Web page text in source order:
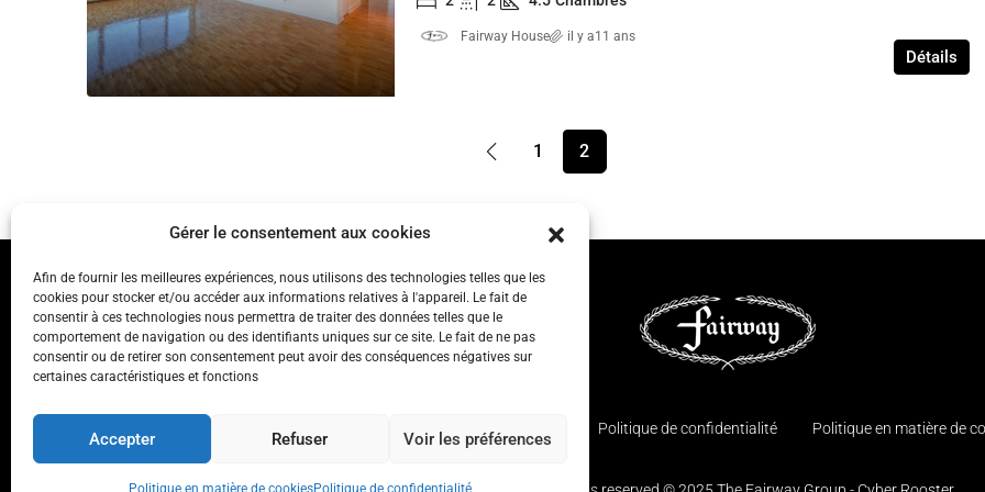
Gérer le consentement aux cookies
Afin de fournir les meilleures expériences, nous utilisons des technologies telles que les
cookies pour stocker et/ou accéder aux informations relatives à l'appareil. Le fait de
consentir à ces technologies nous permettra de traiter des données telles que le
comportement de navigation ou des identifiants uniques sur ce site. Le fait de ne pas
consentir ou de retirer son consentement peut avoir des conséquences négatives sur
certaines caractéristiques et fonctions
Accepter Refuser Voir les préférences
Politique en matière de cookiesPolitique de confidentialité
Détails
Fairway House il y a11 ans
1 2
Nous contacter Politique de confidentialité Politique en matière de